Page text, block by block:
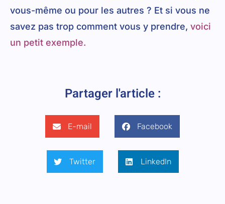
vous-même ou pour les autres ? Et si vous ne
savez pas trop comment vous y prendre, voici
un petit exemple.
Partager l'article :
E-mail Facebook
Twitter LinkedIn